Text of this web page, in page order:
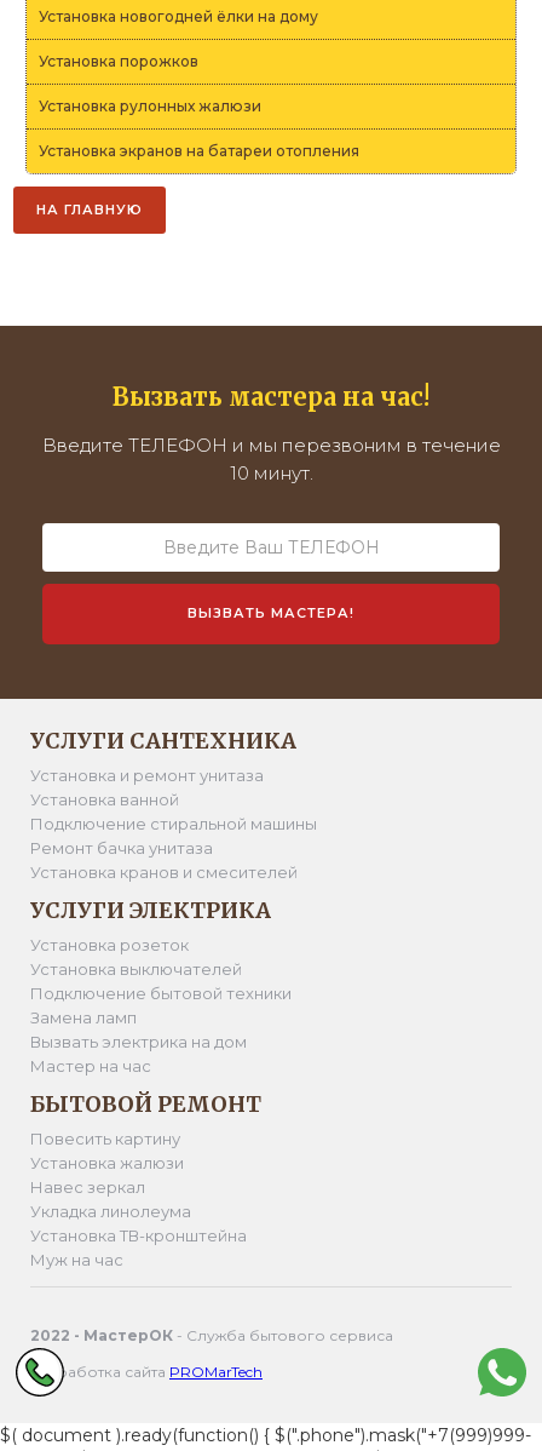
Установка новогодней ёлки на дому
Установка порожков
Установка рулонных жалюзи
Установка экранов на батареи отопления
НА ГЛАВНУЮ
Вызвать мастера на час!
Введите ТЕЛЕФОН и мы перезвоним в течение
10 минут.
УСЛУГИ САНТЕХНИКА
Установка и ремонт унитаза
Установка ванной
Подключение стиральной машины
Ремонт бачка унитаза
Установка кранов и смесителей
УСЛУГИ ЭЛЕКТРИКА
Установка розеток
Установка выключателей
Подключение бытовой техники
Замена ламп
Вызвать электрика на дом
Мастер на час
БЫТОВОЙ РЕМОНТ
Повесить картину
Установка жалюзи
Навес зеркал
Укладка линолеума
Установка ТВ-кронштейна
Муж на час
2022 - МастерОК - Служба бытового сервиса
Разработка сайта PROMarTech
$( document ).ready(function() { $(".phone").mask("+7(999)999-